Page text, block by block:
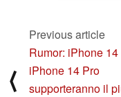
Tesla nei futuri
⟨
Previous article
Rumor: iPhone 14
iPhone 14 Pro
supporteranno il